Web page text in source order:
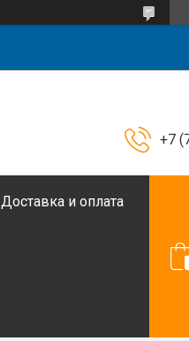
+7
Доставка и оплата